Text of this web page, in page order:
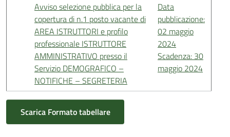
Avviso selezione pubblica per la
copertura di n.1 posto vacante di
AREA ISTRUTTORI e profilo
professionale ISTRUTTORE
AMMINISTRATIVO presso il
Servizio DEMOGRAFICO –
NOTIFICHE – SEGRETERIA
Data
pubblicazione:
02 maggio
2024
Scadenza: 30
maggio 2024
Scarica Formato tabellare